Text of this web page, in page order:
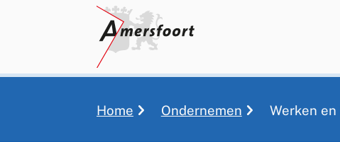
Kruimelpad
Home Ondernemen Werken